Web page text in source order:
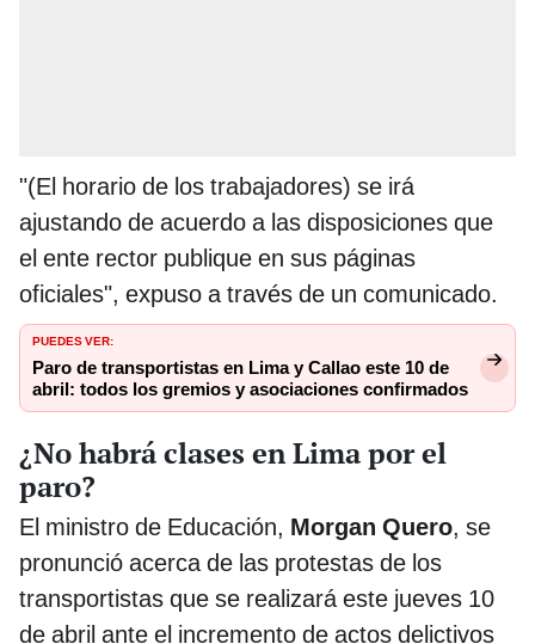
"(El horario de los trabajadores) se irá
ajustando de acuerdo a las disposiciones que
el ente rector publique en sus páginas
oficiales", expuso a través de un comunicado.
PUEDES VER:
Paro de transportistas en Lima y Callao este 10 de
abril: todos los gremios y asociaciones confirmados
¿No habrá clases en Lima por el
paro?
El ministro de Educación, Morgan Quero, se
pronunció acerca de las protestas de los
transportistas que se realizará este jueves 10
de abril ante el incremento de actos delictivos